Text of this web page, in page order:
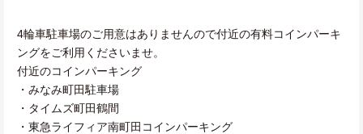
4輪車駐車場のご用意はありませんので付近の有料コインパーキ
ングをご利用くださいませ。
付近のコインパーキング
・みなみ町田駐車場
・タイムズ町田鶴間
・東急ライフィア南町田コインパーキング